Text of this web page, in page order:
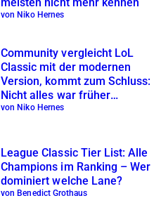
von Niko Hernes
Community vergleicht LoL
Classic mit der modernen
Version, kommt zum Schluss:
Nicht alles war früher
schlechter
von Niko Hernes
League Classic Tier List: Alle
Champions im Ranking – Wer
dominiert welche Lane?
von Benedict Grothaus